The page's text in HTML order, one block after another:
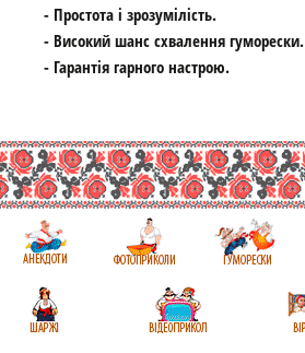
- Простота і зрозумілість.
- Високий шанс схвалення гуморески.
- Гарантія гарного настрою.